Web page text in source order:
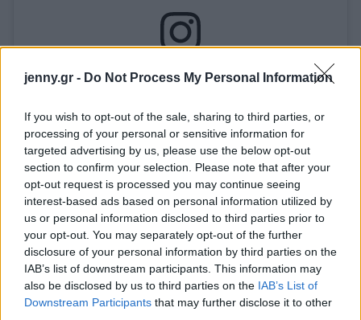
jenny.gr - Do Not Process My Personal Information
If you wish to opt-out of the sale, sharing to third parties, or
processing of your personal or sensitive information for
targeted advertising by us, please use the below opt-out
section to confirm your selection. Please note that after your
opt-out request is processed you may continue seeing
interest-based ads based on personal information utilized by
us or personal information disclosed to third parties prior to
your opt-out. You may separately opt-out of the further
disclosure of your personal information by third parties on the
IAB’s list of downstream participants. This information may
also be disclosed by us to third parties on the IAB’s List of
Downstream Participants that may further disclose it to other
Δείτε αυτή τη δημοσίευση στο Instagram.
Παράλληλα,η αισθητική της συλλογήςαντλεί
έμπνευση από την football κουλτούρα και τη